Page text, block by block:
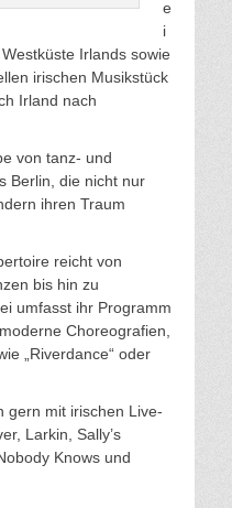
e
i
Irlands sowie
irischen Musikstück
Irland nach
von tanz- und
Berlin, die nicht nur
ihren Traum
reicht von
bis hin zu
umfasst ihr Programm
Choreografien,
„Riverdance“ oder
gern mit irischen Live-
Larkin, Sally’s
Knows und